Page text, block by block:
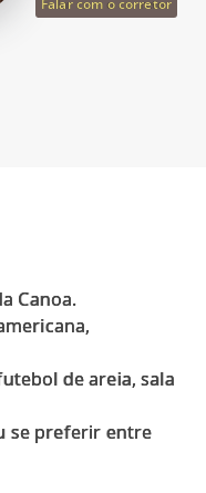
Falar com o corretor
Canoa.
de areia, sala
se preferir entre